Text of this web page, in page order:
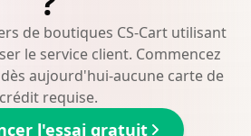
de boutiques CS-Cart utilisant
le service client. Commencez
aujourd'hui-aucune carte de
crédit requise.
l'essai gratuit